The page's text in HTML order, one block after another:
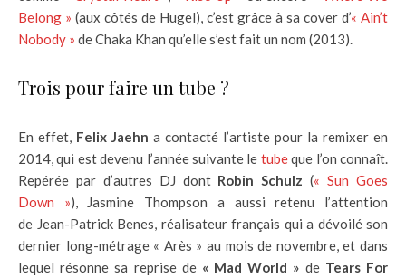
Belong » (aux côtés de Hugel), c’est grâce à sa cover d’« Ain’t
Nobody » de Chaka Khan qu’elle s’est fait un nom (2013).
Trois pour faire un tube ?
En effet, Felix Jaehn a contacté l’artiste pour la remixer en
2014, qui est devenu l’année suivante le tubeque l’on connaît.
Repérée par d’autres DJ dont Robin Schulz (« Sun Goes
Down »), Jasmine Thompson a aussi retenu l’attention
de Jean-Patrick Benes, réalisateur français qui a dévoilé son
dernier long-métrage « Arès » au mois de novembre, et dans
lequel résonne sa reprise de « Mad World » de Tears For